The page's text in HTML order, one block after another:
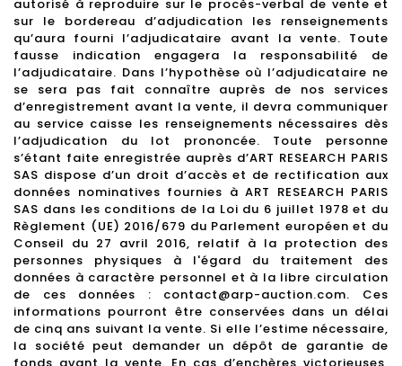
autorisé à reproduire sur le procès-verbal de vente et
sur le bordereau d’adjudication les renseignements
qu’aura fourni l’adjudicataire avant la vente. Toute
fausse indication engagera la responsabilité de
l’adjudicataire. Dans l’hypothèse où l’adjudicataire ne
se sera pas fait connaître auprès de nos services
d’enregistrement avant la vente, il devra communiquer
au service caisse les renseignements nécessaires dès
l’adjudication du lot prononcée. Toute personne
s’étant faite enregistrée auprès d’ART RESEARCH PARIS
SAS dispose d’un droit d’accès et de rectification aux
données nominatives fournies à ART RESEARCH PARIS
SAS dans les conditions de la Loi du 6 juillet 1978 et du
Règlement (UE) 2016/679 du Parlement européen et du
Conseil du 27 avril 2016, relatif à la protection des
personnes physiques à l'égard du traitement des
données à caractère personnel et à la libre circulation
de ces données : contact@arp-auction.com. Ces
informations pourront être conservées dans un délai
de cinq ans suivant la vente. Si elle l’estime nécessaire,
la société peut demander un dépôt de garantie de